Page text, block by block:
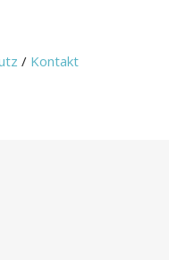
/ Kontakt